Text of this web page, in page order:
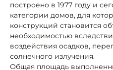
построено в 1977 году и
категории домов, для
конструкций становится
необходимостью
воздействия осадков,
солнечного излучения.
Общая площадь